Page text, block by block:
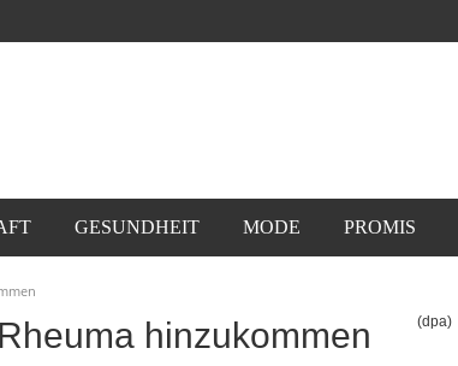
GESUNDHEIT MODE PROMIS
hinzukommen (dpa)